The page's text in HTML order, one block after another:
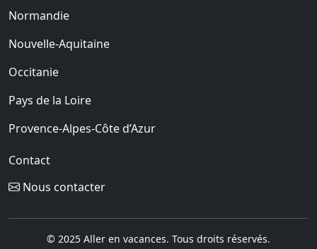
Normandie
Nouvelle-Aquitaine
Occitanie
Pays de la Loire
Provence-Alpes-Côte d’Azur
Contact
Nous contacter
© 2025 Aller en vacances. Tous droits réservés.